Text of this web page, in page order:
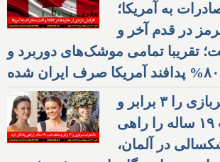
به آمریکا؛
در قدم آخر و
تقریبا تمامی موشک‌های دوربرد و
۸۰% پدافند آمریکا صرف ایران شده
دانمارک سربازی را ۳ برابر و
شاهدخت ۱۹ ساله را راهی
در آلمان،